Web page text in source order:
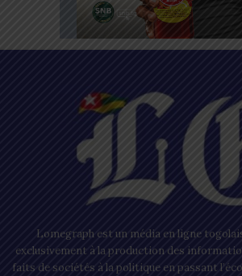
Lomegraph est un média en ligne
exclusivement à la production des
faits de sociétés à la politique en passant